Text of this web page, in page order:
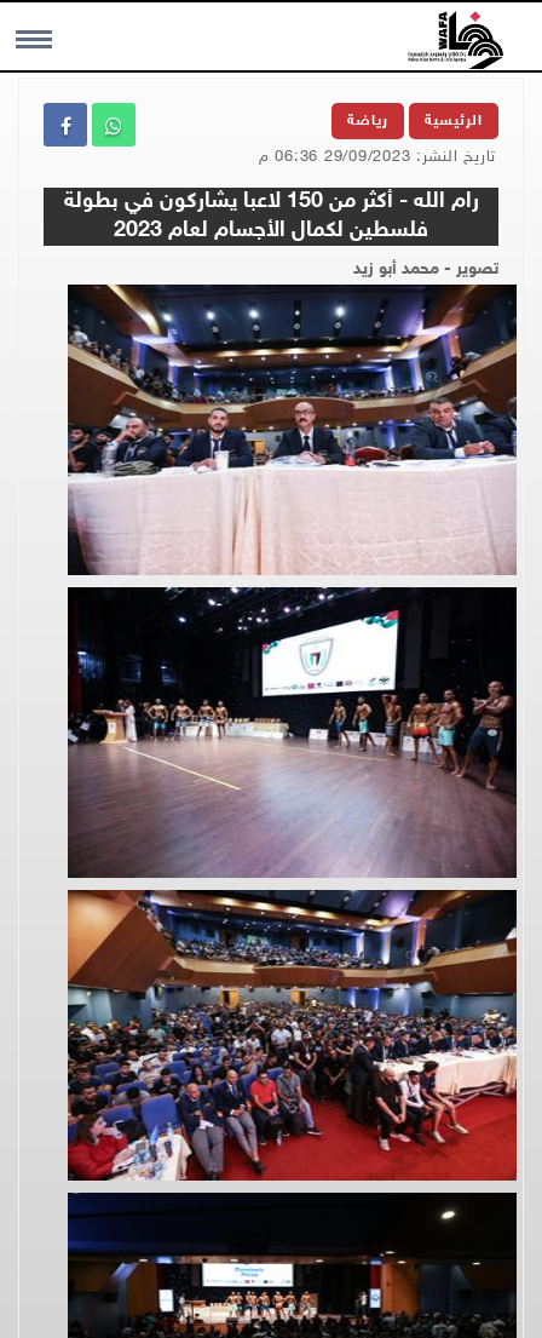
MENU الرئيسية رياضة
تاريخ النشر: 29/09/2023 06:36 م
رام الله - أكثر من 150 لاعبا يشاركون في بطولة
فلسطين لكمال الأجسام لعام 2023
تصوير - محمد أبو زيد